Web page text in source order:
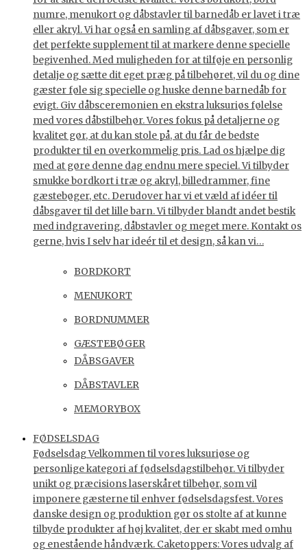
numre, menukort og dåbstavler til barnedåb er lavet i træ
eller akryl. Vi har også en samling af dåbsgaver, som er
det perfekte supplement til at markere denne specielle
begivenhed. Med muligheden for at tilføje en personlig
detalje og sætte dit eget præg på tilbehøret, vil du og dine
gæster føle sig specielle og huske denne barnedåb for
evigt. Giv dåbsceremonien en ekstra luksuriøs følelse
med vores dåbstilbehør. Vores fokus på detaljerne og
kvalitet gør, at du kan stole på, at du får de bedste
produkter til en overkommelig pris. Lad os hjælpe dig
med at gøre denne dag endnu mere speciel. Vi tilbyder
smukke bordkort i træ og akryl, billedrammer, fine
gæstebøger, etc. Derudover har vi et væld af idéer til
dåbsgaver til det lille barn. Vi tilbyder blandt andet bestik
med indgravering, dåbstavler og meget mere. Kontakt os
gerne, hvis I selv har ideér til et design, så kan vi…
BORDKORT
MENUKORT
BORDNUMMER
GÆSTEBØGER
DÅBSGAVER
DÅBSTAVLER
MEMORYBOX
FØDSELSDAG
Fødselsdag Velkommen til vores luksuriøse og
personlige kategori af fødselsdagstilbehør. Vi tilbyder
unikt og præcisions laserskåret tilbehør, som vil
imponere gæsterne til enhver fødselsdagsfest. Vores
danske design og produktion gør os stolte af at kunne
tilbyde produkter af høj kvalitet, der er skabt med omhu
og enestående håndværk. Caketoppers: Vores udvalg af